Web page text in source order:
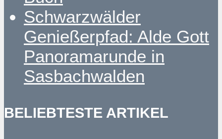
Schwarzwälder
Genießerpfad: Alde Gott
Panoramarunde in
Sasbachwalden
BELIEBTESTE ARTIKEL